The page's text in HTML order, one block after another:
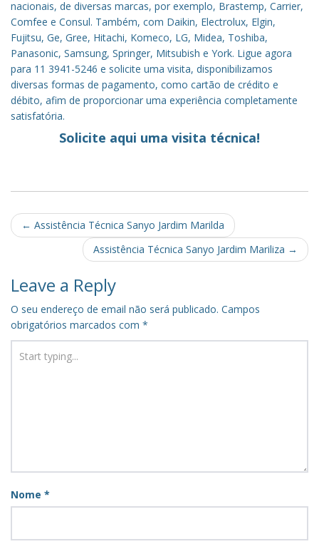
nacionais, de diversas marcas, por exemplo, Brastemp, Carrier,
Comfee e Consul. Também, com Daikin, Electrolux, Elgin,
Fujitsu, Ge, Gree, Hitachi, Komeco, LG, Midea, Toshiba,
Panasonic, Samsung, Springer, Mitsubish e York. Ligue agora
para 11 3941-5246 e solicite uma visita, disponibilizamos
diversas formas de pagamento, como cartão de crédito e
débito, afim de proporcionar uma experiência completamente
satisfatória.
Solicite aqui uma visita técnica!
Post
navigation
← Assistência Técnica Sanyo Jardim Marilda
Assistência Técnica Sanyo Jardim Mariliza →
Leave a Reply
O seu endereço de email não será publicado. Campos
obrigatórios marcados com *
Nome *